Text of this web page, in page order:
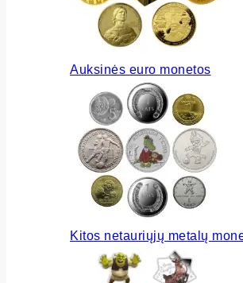
Auksinės euro monetos
Kitos netauriųjų metalų